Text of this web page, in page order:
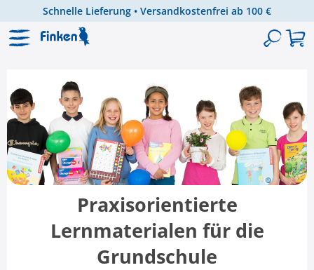
Zum Hauptinhalt springen
Schnelle Lieferung • Versandkostenfrei ab 100 €
Praxisorientierte
Lernmaterialen für die
Grundschule